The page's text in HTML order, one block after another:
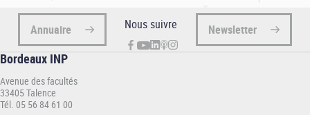
Annuaire Nous suivre Newsletter
Bordeaux INP
Avenue des facultés
33405 Talence
Tél. 05 56 84 61 00